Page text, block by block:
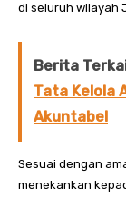
di seluruh wilayah
Berita
Tata Kelola
Akuntabel
Sesuai dengan
menekankan